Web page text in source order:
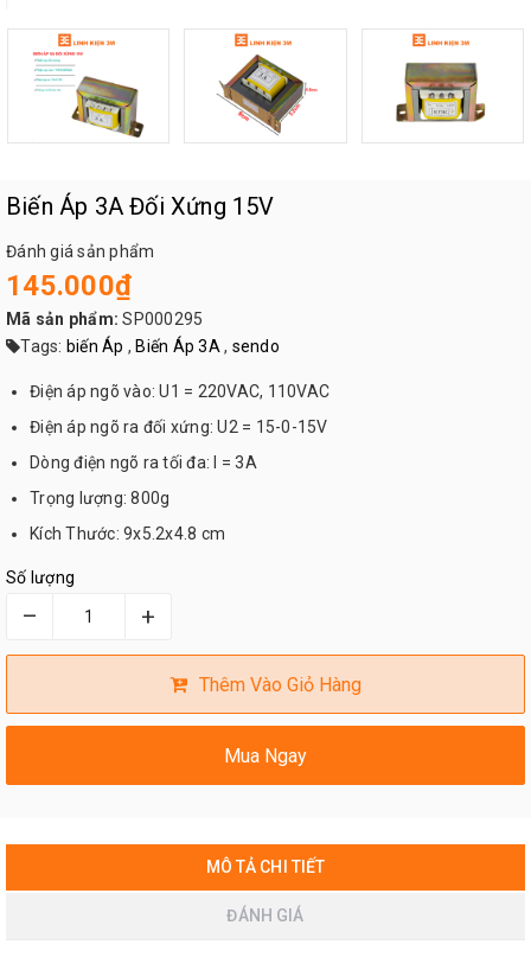
Biến Áp 3A Đối Xứng 15V
Đánh giá sản phẩm
145.000₫
Mã sản phẩm: SP000295
Tags: biến Áp , Biến Áp 3A , sendo
Điện áp ngõ vào: U1 = 220VAC, 110VAC
Điện áp ngõ ra đối xứng: U2 = 15-0-15V
Dòng điện ngõ ra tối đa: I = 3A
Trọng lượng: 800g
Kích Thước: 9x5.2x4.8 cm
Số lượng
– +
Thêm Vào Giỏ Hàng
Mua Ngay
MÔ TẢ CHI TIẾT
ĐÁNH GIÁ